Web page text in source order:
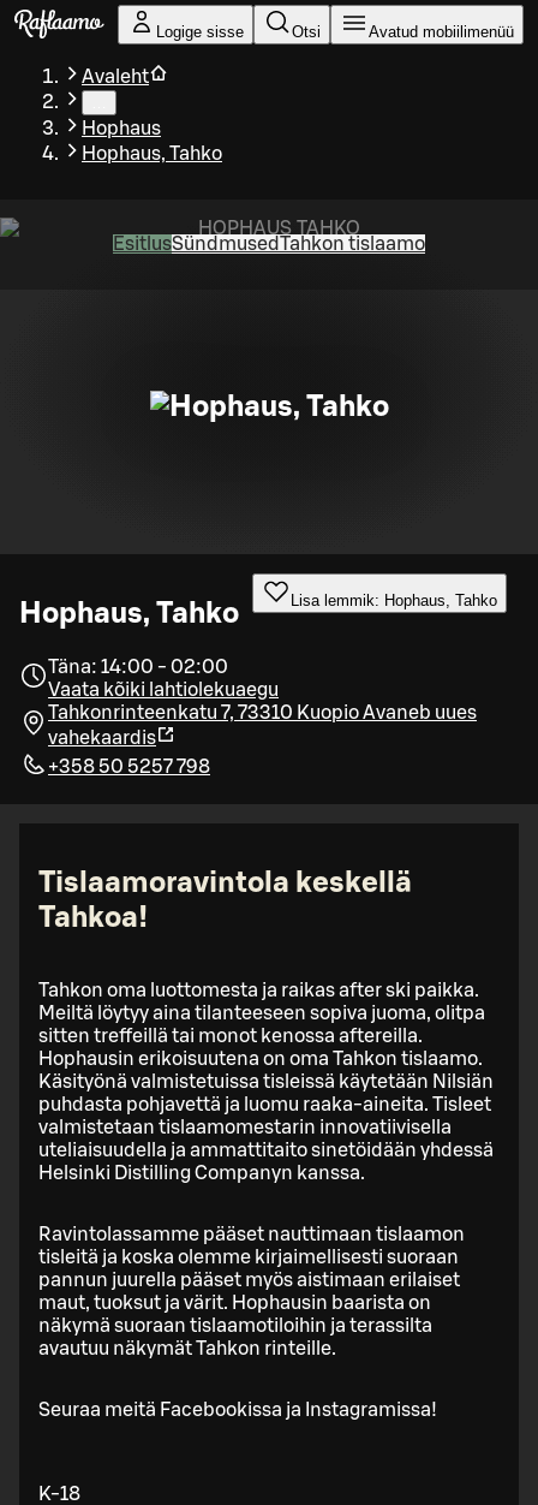
Liigu peamise sisu juurde
Logige sisse Otsi Avatud mobiilimenüü
Avaleht
Hophaus
Hophaus, Tahko
EsitlusSündmusedTahkon tislaamo
Hophaus, Tahko Lisa lemmik: Hophaus, Tahko
Täna: 14:00 - 02:00
Vaata kõiki lahtiolekuaegu
Tahkonrinteenkatu 7, 73310 KuopioAvaneb uues
vahekaardis
+358 50 5257 798
Tislaamoravintola keskellä
Tahkoa!
Tahkon oma luottomesta ja raikas after ski paikka.
Meiltä löytyy aina tilanteeseen sopiva juoma, olitpa
sitten treffeillä tai monot kenossa aftereilla.
Hophausin erikoisuutena on oma Tahkon tislaamo.
Käsityönä valmistetuissa tisleissä käytetään Nilsiän
puhdasta pohjavettä ja luomu raaka-aineita. Tisleet
valmistetaan tislaamomestarin innovatiivisella
uteliaisuudella ja ammattitaito sinetöidään yhdessä
Helsinki Distilling Companyn kanssa.
Ravintolassamme pääset nauttimaan tislaamon
tisleitä ja koska olemme kirjaimellisesti suoraan
pannun juurella pääset myös aistimaan erilaiset
maut, tuoksut ja värit. Hophausin baarista on
näkymä suoraan tislaamotiloihin ja terassilta
avautuu näkymät Tahkon rinteille.
Seuraa meitä Facebookissa ja Instagramissa!
K-18